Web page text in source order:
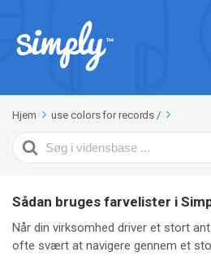
Hjem use colors for records /
Search
For
Sådan bruges farvelister i
Når din virksomhed driver et stort
ofte svært at navigere gennem et